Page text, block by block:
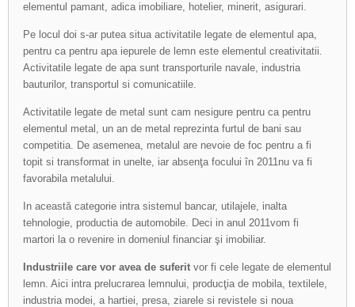
elementul pamant, adica imobiliare, hotelier, minerit, asigurari.
Pe locul doi s-ar putea situa activitatile legate de elementul apa,
pentru ca pentru apa iepurele de lemn este elementul creativitatii.
Activitatile legate de apa sunt transporturile navale, industria
bauturilor, transportul si comunicatiile.
Activitatile legate de metal sunt cam nesigure pentru ca pentru
elementul metal, un an de metal reprezinta furtul de bani sau
competitia. De asemenea, metalul are nevoie de foc pentru a fi
topit si transformat in unelte, iar absenţa focului în 2011nu va fi
favorabila metalului.
In această categorie intra sistemul bancar, utilajele, inalta
tehnologie, productia de automobile. Deci in anul 2011vom fi
martori la o revenire in domeniul financiar şi imobiliar.
Industriile care vor avea de suferit vor fi cele legate de elementul
lemn. Aici intra prelucrarea lemnului, producţia de mobila, textilele,
industria modei, a hartiei, presa, ziarele si revistele si noua